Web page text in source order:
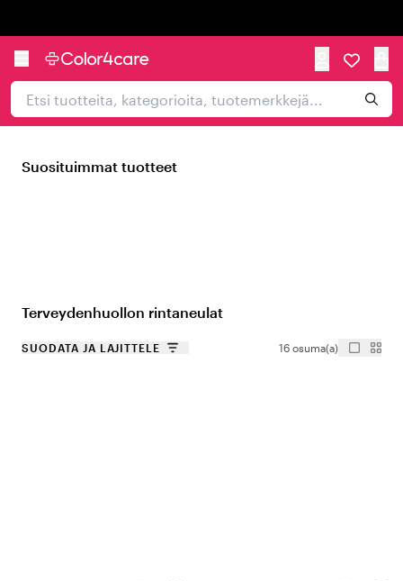
Suosituimmat tuotteet
Terveydenhuollon rintaneulat
SUODATA JA LAJITTELE 16 osuma(a)